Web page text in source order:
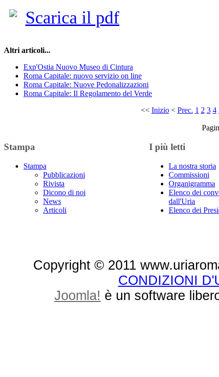
Scarica il pdf
Altri articoli...
Exp'Ostia Nuovo Museo di Cintura
Roma Capitale: nuovo servizio on line
Roma Capitale: Nuove Pedonalizzazioni
Roma Capitale: Il Regolamento del Verde
<< Inizio< Prec. 1 2 3 4
Stampa
Stampa
Pubblicazioni
Rivista
Dicono di noi
News
Articoli
I più letti
La nostra storia
Commissioni
Organigramma
Elenco dei
dall'Uria
Elenco dei
Copyright © 2011
CONDIZIONI
Joomla! è un software